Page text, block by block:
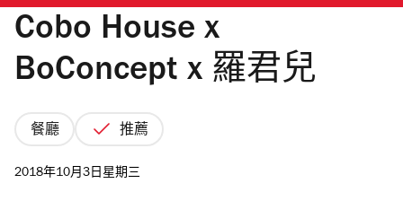
Cobo House x
BoConcept x 羅君兒
餐廳 推薦
2018年10月3日星期三